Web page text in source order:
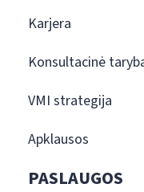
Karjera
Konsultacinė
VMI strategija
Apklausos
PASLAUGOS